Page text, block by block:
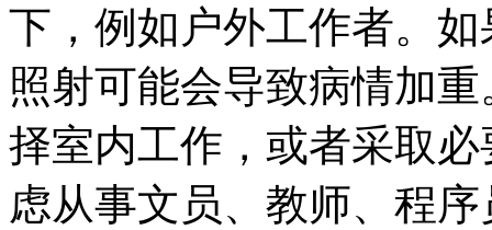
下，例如户外工作者。
照射可能会导致病情加
择室内工作，或者采取
虑从事文员、教师、程